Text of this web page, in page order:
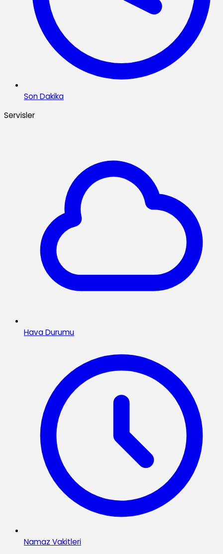
Son Dakika
Servisler
Hava Durumu
Namaz Vakitleri